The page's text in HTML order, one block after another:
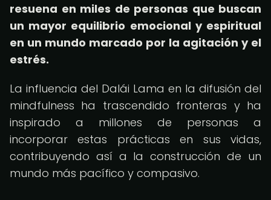
resuena en miles de personas que buscan
un mayor equilibrio emocional y espiritual
en un mundo marcado por la agitación y el
estrés.
La influencia del Dalái Lama en la difusión del
mindfulness ha trascendido fronteras y ha
inspirado a millones de personas a
incorporar estas prácticas en sus vidas,
contribuyendo así a la construcción de un
mundo más pacífico y compasivo.